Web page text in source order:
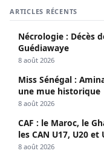
ARTICLES RÉCENTS
Nécrologie : Décès
Guédiawaye
8 août 2026
Miss Sénégal :
une mue historique
8 août 2026
CAF : le Maroc, le
les CAN U17, U20 et
8 août 2026